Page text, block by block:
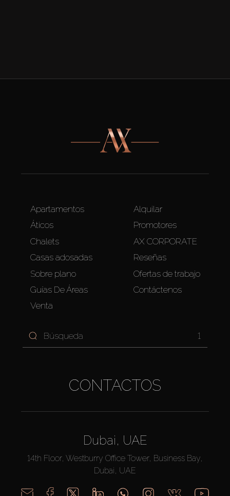
Apartamentos
Áticos
Chalets
Casas adosadas
Sobre plano
Guías De Áreas
Venta
Alquilar
Promotores
AX CORPORATE
Reseñas
Ofertas de trabajo
Contáctenos
1
CONTACTOS
Dubai, UAE
14th Floor, Westburry Office Tower, Business Bay,
Dubai, UAE